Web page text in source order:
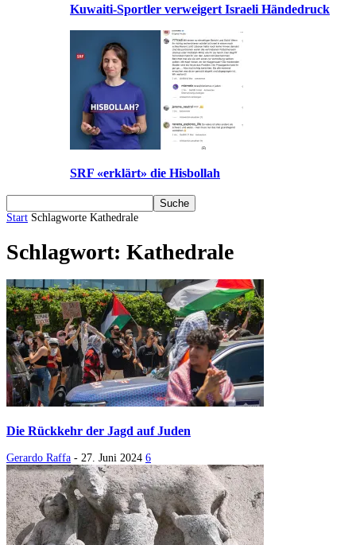
Kuwaiti-Sportler verweigert Israeli Händedruck
SRF «erklärt» die Hisbollah
Start Schlagworte Kathedrale
Schlagwort: Kathedrale
Die Rückkehr der Jagd auf Juden
Gerardo Raffa - 27. Juni 2024 6